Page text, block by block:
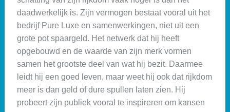
daadwerkelijk is. Zijn vermogen bestaat vooral uit het
bedrijf Pure Luxe en samenwerkingen, niet uit een
grote pot spaargeld. Het netwerk dat hij heeft
opgebouwd en de waarde van zijn merk vormen
samen het grootste deel van wat hij bezit. Daarmee
leidt hij een goed leven, maar weet hij ook dat rijkdom
meer is dan geld of dure spullen laten zien. Hij
probeert zijn publiek vooral te inspireren om kansen